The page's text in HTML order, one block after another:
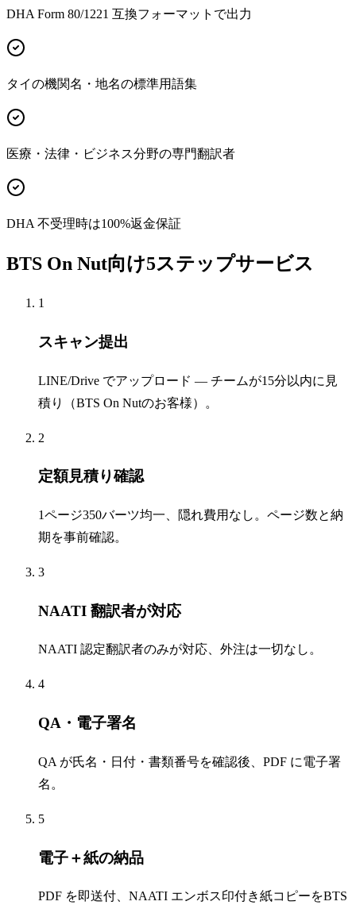
DHA Form 80/1221 互換フォーマットで出力
タイの機関名・地名の標準用語集
医療・法律・ビジネス分野の専門翻訳者
DHA 不受理時は100%返金保証
BTS On Nut向け5ステップサービス
1
スキャン提出
LINE/Drive でアップロード — チームが15分以内に見
積り（BTS On Nutのお客様）。
2
定額見積り確認
1ページ350バーツ均一、隠れ費用なし。ページ数と納
期を事前確認。
3
NAATI 翻訳者が対応
NAATI 認定翻訳者のみが対応、外注は一切なし。
4
QA・電子署名
QA が氏名・日付・書類番号を確認後、PDF に電子署
名。
5
電子＋紙の納品
PDF を即送付、NAATI エンボス印付き紙コピーをBTS